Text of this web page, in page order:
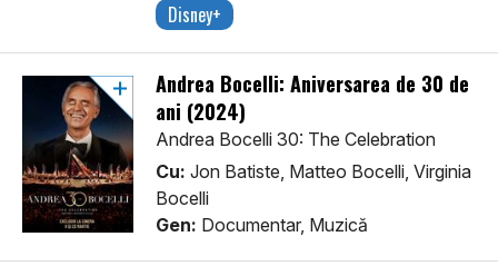
Disney+
Andrea Bocelli: Aniversarea de 30 de
ani (2024)
Andrea Bocelli 30: The Celebration
Cu: Jon Batiste, Matteo Bocelli, Virginia
Bocelli
Gen: Documentar, Muzică